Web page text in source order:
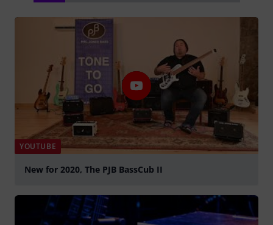
YOUTUBE
New for 2020, The PJB BassCub II